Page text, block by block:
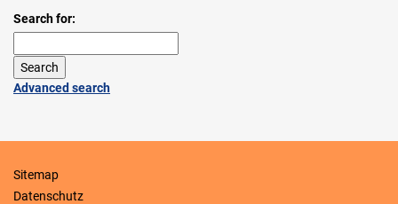
Suchformular
Search for:
Advanced search
Sitemap
Datenschutz